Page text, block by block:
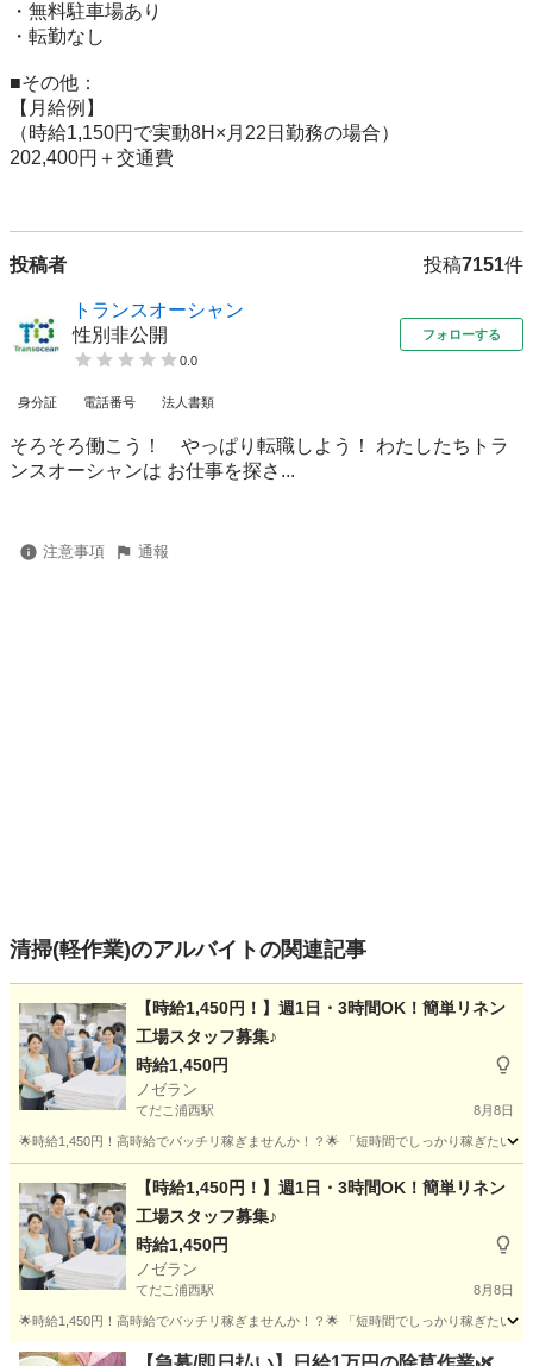
・無料駐車場あり
・転勤なし
■その他：
【月給例】
（時給1,150円で実動8H×月22日勤務の場合）
202,400円＋交通費
投稿者 投稿7151件
トランスオーシャン
性別非公開
0.0
フォローする
身分証 電話番号 法人書類
そろそろ働こう！ やっぱり転職しよう！ わたしたちトラ
ンスオーシャンは お仕事を探さ...
注意事項 通報
清掃(軽作業)のアルバイトの関連記事
【時給1,450円！】週1日・3時間OK！簡単リネン
工場スタッフ募集♪
時給1,450円
ノゼラン
てだこ浦西駅 8月8日
🌟時給1,450円！高時給でバッチリ稼ぎませんか！？🌟 「短時間でしっかり稼ぎたい
てだこ浦西駅 工場 スタッフ
【時給1,450円！】週1日・3時間OK！簡単リネン
工場スタッフ募集♪
時給1,450円
ノゼラン
てだこ浦西駅 8月8日
🌟時給1,450円！高時給でバッチリ稼ぎませんか！？🌟 「短時間でしっかり稼ぎたい
沖縄 名護市 てだこ浦西駅 工場 スタッフ